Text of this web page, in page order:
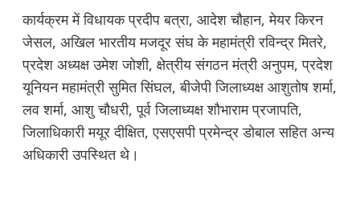
कार्यक्रम में विधायक प्रदीप बत्रा, आदेश चौहान, मेयर किरन
जेसल, अखिल भारतीय मजदूर संघ के महामंत्री रविन्द्र मितरे,
प्रदेश अध्यक्ष उमेश जोशी, क्षेत्रीय संगठन मंत्री अनुपम, प्रदेश
यूनियन महामंत्री सुमित सिंघल, बीजेपी जिलाध्यक्ष आशुतोष शर्मा,
लव शर्मा, आशु चौधरी, पूर्व जिलाध्यक्ष शौभाराम प्रजापति,
जिलाधिकारी मयूर दीक्षित, एसएसपी प्रमेन्द्र डोबाल सहित अन्य
अधिकारी उपस्थित थे।